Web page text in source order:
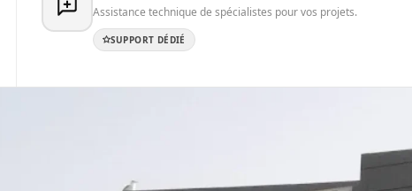
Assistance technique de spécialistes pour vos projets.
SUPPORT DÉDIÉ